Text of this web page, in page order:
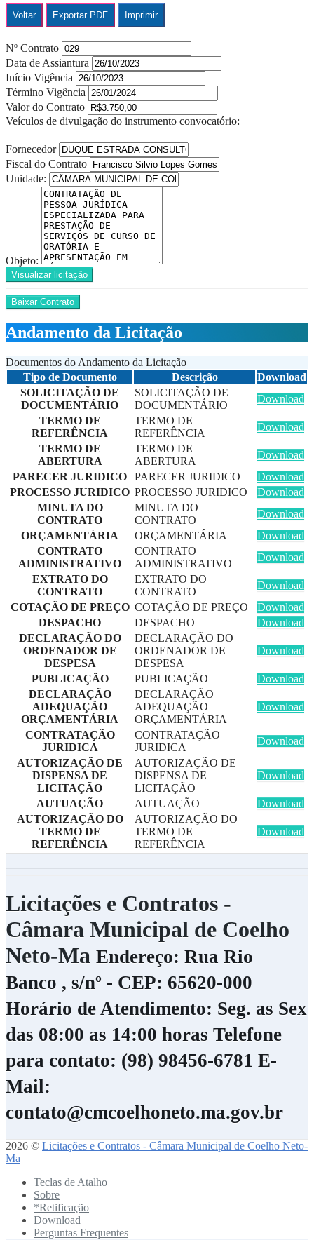
Voltar Exportar PDF Imprimir
Nº Contrato
Data de Assiantura
Início Vigência
Término Vigência
Valor do Contrato
Veículos de divulgação do instrumento convocatório:
Fornecedor
Fiscal do Contrato
Unidade:
Objeto:
Visualizar licitação
Baixar Contrato
Andamento da Licitação
Documentos do Andamento da Licitação
Tipo de Documento
Descrição
Download
SOLICITAÇÃO DE
DOCUMENTÁRIO
SOLICITAÇÃO DE
DOCUMENTÁRIO
Download
TERMO DE
REFERÊNCIA
TERMO DE
REFERÊNCIA
Download
TERMO DE
ABERTURA
TERMO DE
ABERTURA
Download
PARECER JURIDICO
PARECER JURIDICO
Download
PROCESSO JURIDICO PROCESSO JURIDICO
Download
MINUTA DO
CONTRATO
MINUTA DO
CONTRATO
Download
ORÇAMENTÁRIA
ORÇAMENTÁRIA
Download
CONTRATO
ADMINISTRATIVO
CONTRATO
ADMINISTRATIVO
Download
EXTRATO DO
CONTRATO
EXTRATO DO
CONTRATO
Download
COTAÇÃO DE PREÇO COTAÇÃO DE PREÇO
Download
DESPACHO
DESPACHO
Download
DECLARAÇÃO DO
ORDENADOR DE
DESPESA
DECLARAÇÃO DO
ORDENADOR DE
DESPESA
Download
PUBLICAÇÃO PUBLICAÇÃO
Download
DECLARAÇÃO
ADEQUAÇÃO
ORÇAMENTÁRIA
DECLARAÇÃO
ADEQUAÇÃO
ORÇAMENTÁRIA
Download
CONTRATAÇÃO
JURIDICA
CONTRATAÇÃO
JURIDICA
Download
AUTORIZAÇÃO DE
DISPENSA DE
LICITAÇÃO
AUTORIZAÇÃO DE
DISPENSA DE
LICITAÇÃO
Download
AUTUAÇÃO AUTUAÇÃO
Download
AUTORIZAÇÃO DO
TERMO DE
REFERÊNCIA
AUTORIZAÇÃO DO
TERMO DE
REFERÊNCIA
Download
Licitações e Contratos -
Câmara Municipal de Coelho
Neto-Ma Endereço: Rua Rio
Banco , s/nº - CEP: 65620-000
Horário de Atendimento: Seg. as Sex
das 08:00 as 14:00 horas Telefone
para contato: (98) 98456-6781 E-
Mail:
contato@cmcoelhoneto.ma.gov.br
2026 © Licitações e Contratos - Câmara Municipal de Coelho Neto-
Ma
Teclas de Atalho
Sobre
*Retificação
Download
Perguntas Frequentes